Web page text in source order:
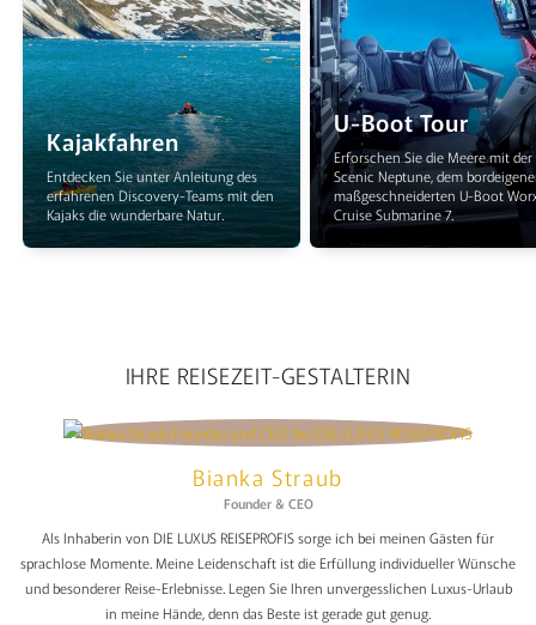
Kajakfahren
Entdecken Sie unter Anleitung des
erfahrenen Discovery-Teams mit den
Kajaks die wunderbare Natur.
U-Boot Tour
Erforschen Sie die Meere mit der
Scenic Neptune, dem
maßgeschneiderten U-Boot
Cruise Submarine 7.
IHRE REISEZEIT-GESTALTERIN
Bianka Straub
Founder & CEO
Als Inhaberin von DIE LUXUS REISEPROFIS sorge ich bei meinen Gästen für
sprachlose Momente. Meine Leidenschaft ist die Erfüllung individueller Wünsche
und besonderer Reise-Erlebnisse. Legen Sie Ihren unvergesslichen Luxus-Urlaub
in meine Hände, denn das Beste ist gerade gut genug.